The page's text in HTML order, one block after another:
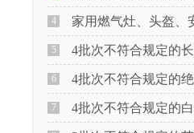
4 家用燃气灶、头盔、安全帽
5 4批次不符合规定的长裤等校服产品生
6 4批次不符合规定的绝缘用挤塑聚苯乙烯泡沫板（XPS）
7 4批次不符合规定的白酒等食品生产销售